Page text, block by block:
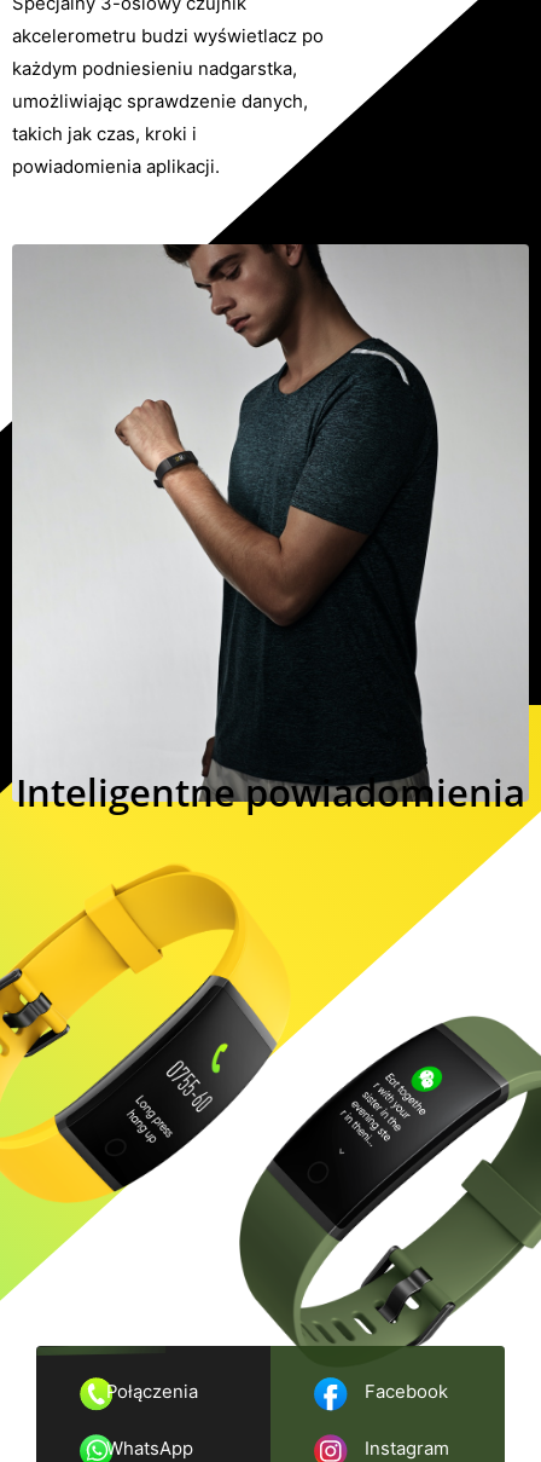
akcelerometru budzi wyświetlacz po
każdym podniesieniu nadgarstka,
umożliwiając sprawdzenie danych,
takich jak czas, kroki i
powiadomienia aplikacji.
Inteligentne powiadomienia
Połączenia Facebook
WhatsApp Instagram